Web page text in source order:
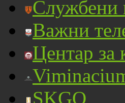
Службени
Важни
Центар за
SKGO